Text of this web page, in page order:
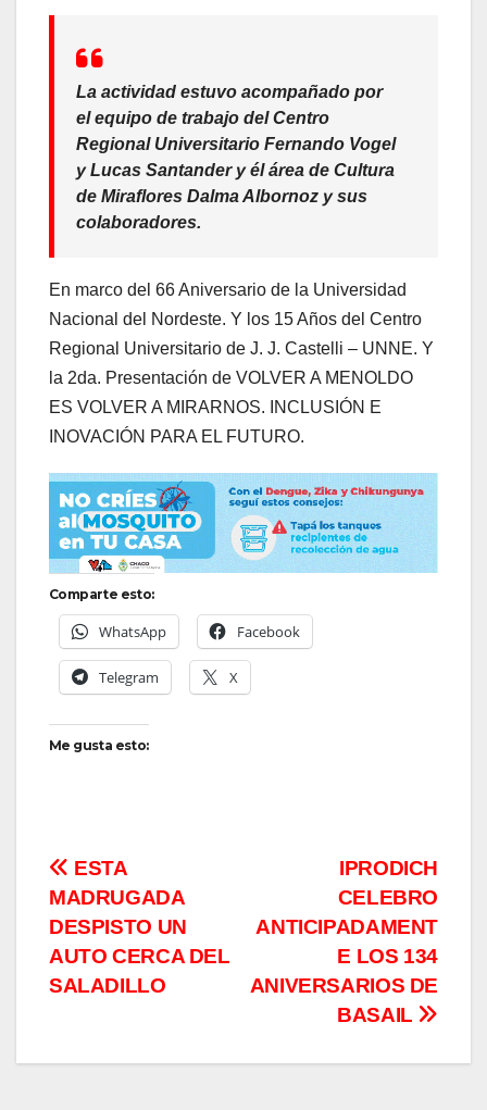
La actividad estuvo acompañado por
el equipo de trabajo del Centro
Regional Universitario Fernando Vogel
y Lucas Santander y él área de Cultura
de Miraflores Dalma Albornoz y sus
colaboradores.
En marco del 66 Aniversario de la Universidad
Nacional del Nordeste. Y los 15 Años del Centro
Regional Universitario de J. J. Castelli – UNNE. Y
la 2da. Presentación de VOLVER A MENOLDO
ES VOLVER A MIRARNOS. INCLUSIÓN E
INOVACIÓN PARA EL FUTURO.
Comparte esto:
WhatsApp Facebook
Telegram X
Me gusta esto:
Navegación
de
entradas
IPRODICH
CELEBRO
ANTICIPADAMENT
E LOS 134
ANIVERSARIOS DE
BASAIL
ESTA
MADRUGADA
DESPISTO UN
AUTO CERCA DEL
SALADILLO